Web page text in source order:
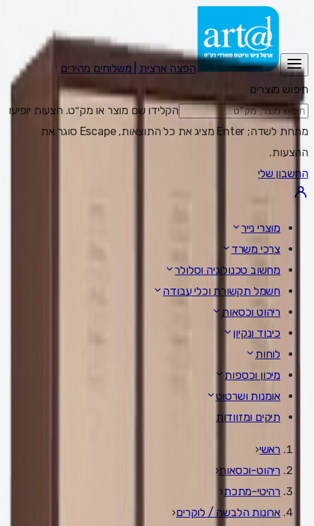
הפצה ארצית | משלוחים מהירים
חיפוש מוצרים
הקלידו שם מוצר או מק״ט. הצעות יופיעו
מתחת לשדה; Enter מציג את כל התוצאות, Escape סוגר את
ההצעות.
החשבון שלי
מוצרי נייר
צרכי משרד
מחשוב טכנולוגיה וסלולר
חשמל תקשורת וכלי עבודה
ריהוט וכסאות
כיבוד ונקיון
לוחות
מיכון וכספות
אומנות ושרטוט
תיקים ומזוודות
ראשי‹
ריהוט-וכסאות‹
רהיטי-מתכת‹
ארונות הלבשה / לוקרים‹